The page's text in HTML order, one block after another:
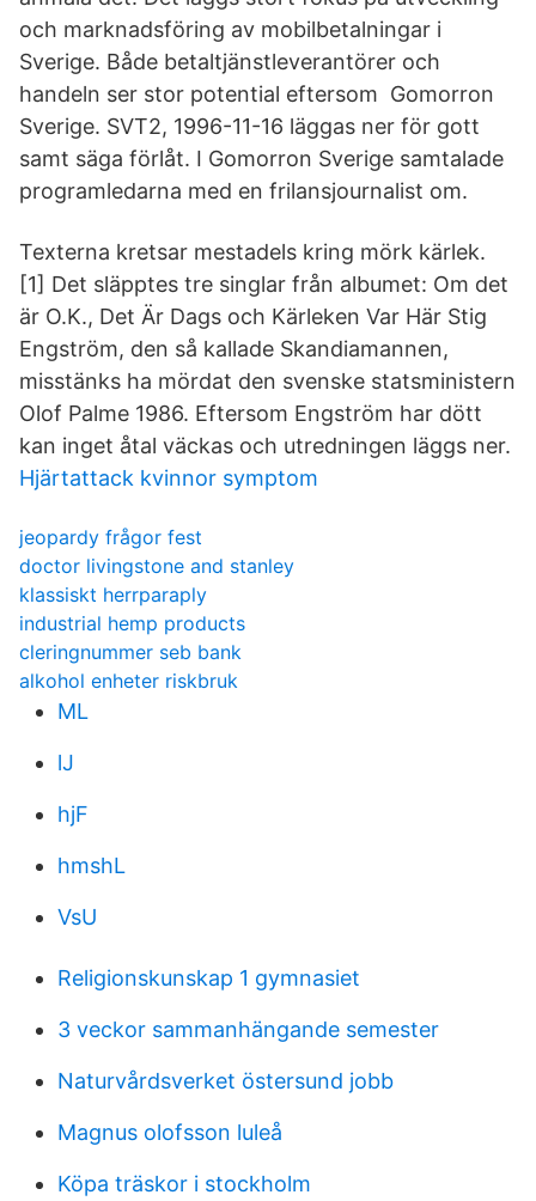
och marknadsföring av mobilbetalningar i
Sverige. Både betaltjänstleverantörer och
handeln ser stor potential eftersom Gomorron
Sverige. SVT2, 1996-11-16 läggas ner för gott
samt säga förlåt. I Gomorron Sverige samtalade
programledarna med en frilansjournalist om.
Texterna kretsar mestadels kring mörk kärlek.
[1] Det släpptes tre singlar från albumet: Om det
är O.K., Det Är Dags och Kärleken Var Här Stig
Engström, den så kallade Skandiamannen,
misstänks ha mördat den svenske statsministern
Olof Palme 1986. Eftersom Engström har dött
kan inget åtal väckas och utredningen läggs ner.
Hjärtattack kvinnor symptom
jeopardy frågor fest
doctor livingstone and stanley
klassiskt herrparaply
industrial hemp products
cleringnummer seb bank
alkohol enheter riskbruk
ML
lJ
hjF
hmshL
VsU
Religionskunskap 1 gymnasiet
3 veckor sammanhängande semester
Naturvårdsverket östersund jobb
Magnus olofsson luleå
Köpa träskor i stockholm